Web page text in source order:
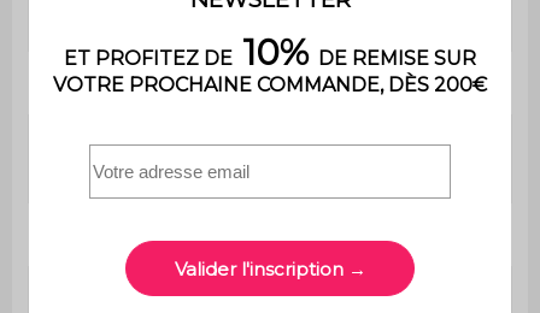
Poids 47 kg
Poids max.
supporté
Usage domestique